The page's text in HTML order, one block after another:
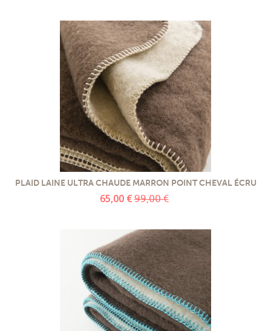
PLAID LAINE ULTRA CHAUDE MARRON POINT CHEVAL ÉCRU
65,00 €99,00 €